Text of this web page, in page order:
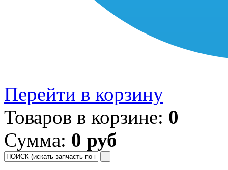
Перейти в корзину
Товаров в корзине: 0
Сумма: 0 руб